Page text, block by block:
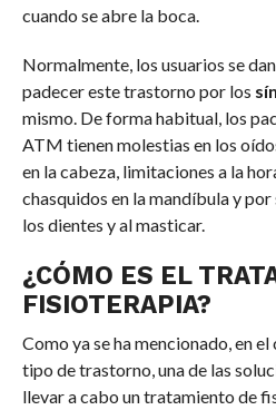
cuando se abre la boca.
Normalmente, los usuarios se
padecer este trastorno por los
mismo. De forma habitual, los
ATM tienen molestias en los
en la cabeza, limitaciones a la
chasquidos en la mandíbula y
los dientes y al masticar.
¿CÓMO ES EL
FISIOTERAPIA?
Como ya se ha mencionado, en
tipo de trastorno, una de las
llevar a cabo un tratamiento de